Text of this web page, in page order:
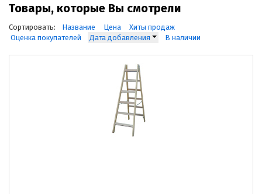
Товары, которые Вы смотрели
Сортировать: Название Цена
Хиты продаж
Оценка покупателей
Дата добавления В наличии